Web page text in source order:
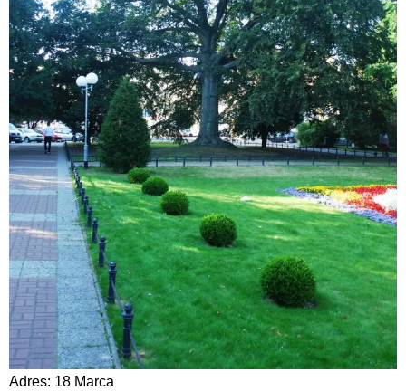
Adres: 18 Marca